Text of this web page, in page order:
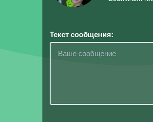
Текст сообщения: